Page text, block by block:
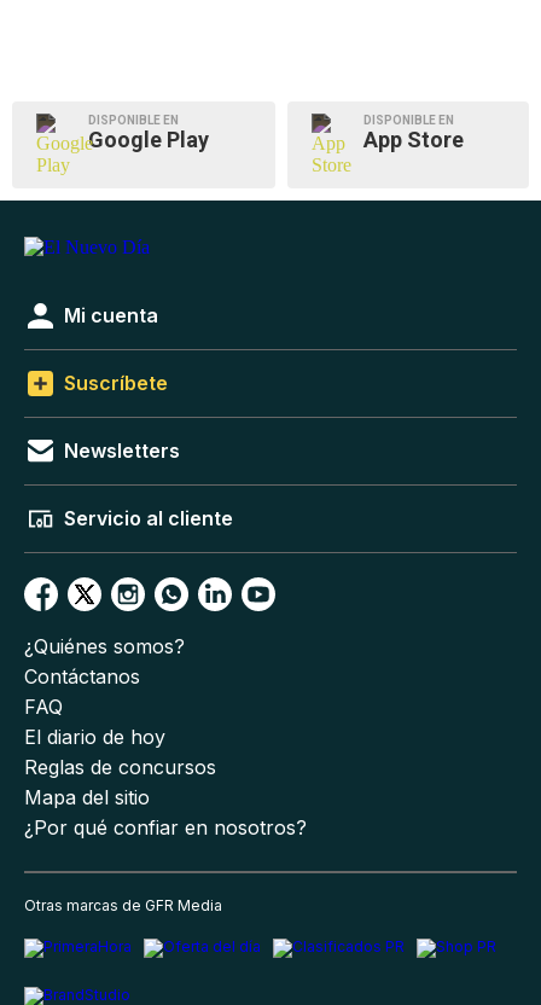
DISPONIBLE EN
Google Play
DISPONIBLE EN
App Store
Mi cuenta
Suscríbete
Newsletters
Servicio al cliente
¿Quiénes somos?
Contáctanos
FAQ
El diario de hoy
Reglas de concursos
Mapa del sitio
¿Por qué confiar en nosotros?
Otras marcas de GFR Media